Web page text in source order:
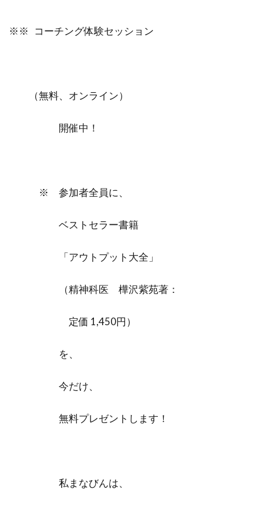
※※ コーチング体験セッション
（無料、オンライン）
開催中！
※ 参加者全員に、
ベストセラー書籍
「アウトプット大全」
（精神科医 樺沢紫苑著：
定価 1,450円）
を、
今だけ、
無料プレゼントします！
私まなびんは、